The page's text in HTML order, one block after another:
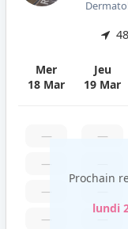
Mer
18 Mar
Jeu
19 Mar
—
—
—
—
—
Prochain
lundi